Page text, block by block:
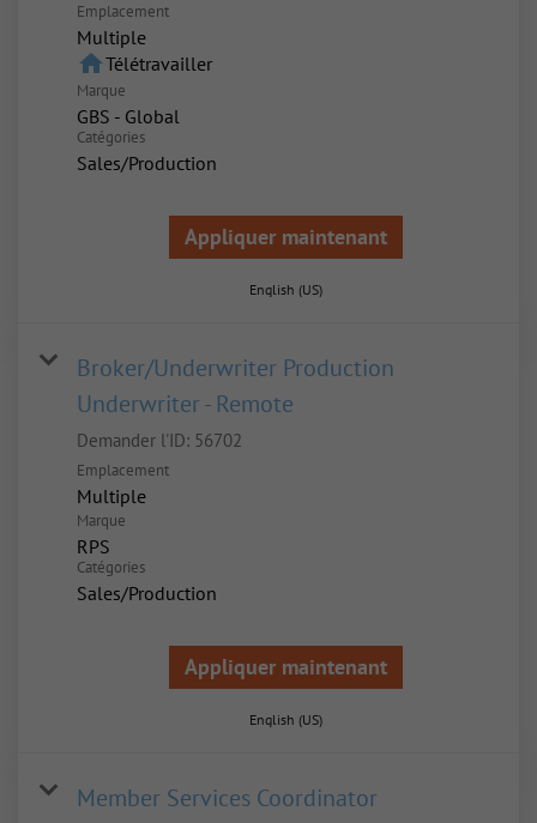
Emplacement
Multiple
homeTélétravailler
Marque
GBS - Global
Catégories
Sales/Production
Appliquer maintenant
English (US)
Broker/Underwriter Production
Underwriter - Remote
Demander l'ID: 56702
Emplacement
Multiple
Marque
RPS
Catégories
Sales/Production
Appliquer maintenant
English (US)
Member Services Coordinator